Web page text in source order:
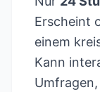
Erscheint
einem
Kann